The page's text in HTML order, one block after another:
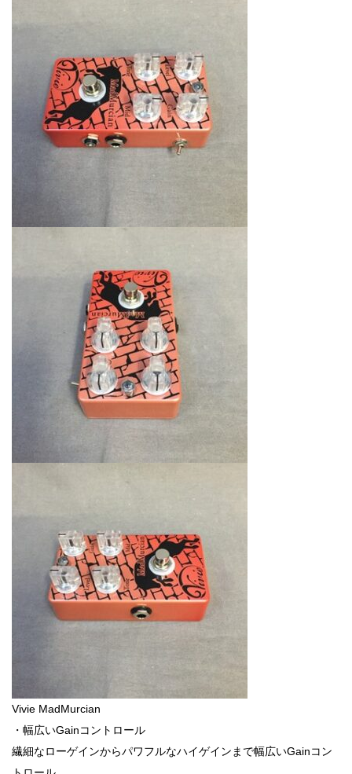
Vivie MadMurcian
・幅広いGainコントロール
繊細なローゲインからパワフルなハイゲインまで幅広いGainコン